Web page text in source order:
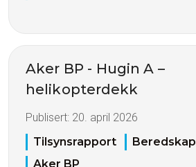
Aker BP - Hugin A –
helikopterdekk
Publisert: 20. april 2026
Tilsynsrapport
Beredskap
Aker BP